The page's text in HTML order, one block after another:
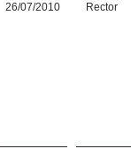
26/07/2010 Rector